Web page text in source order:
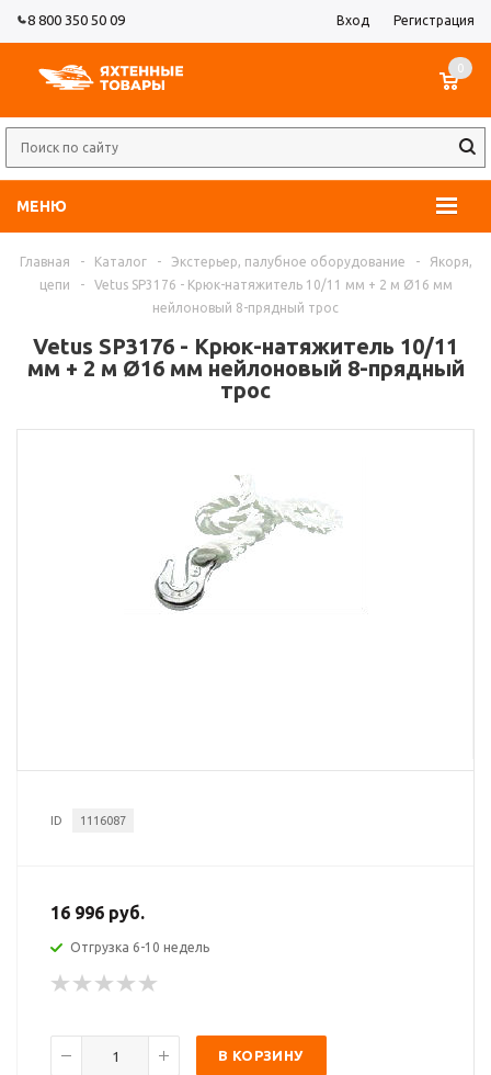
8 800 350 50 09 Вход Регистрация
МЕНЮ
0
Главная - Каталог - Экстерьер, палубное оборудование -
Якоря,
цепи
-
Vetus SP3176 - Крюк-натяжитель 10/11 мм + 2 м Ø16 мм
нейлоновый 8-прядный трос
Vetus SP3176 - Крюк-натяжитель 10/11
мм + 2 м Ø16 мм нейлоновый 8-прядный
трос
ID 1116087
16 996 руб.
Отгрузка 6-10 недель
В КОРЗИНУ